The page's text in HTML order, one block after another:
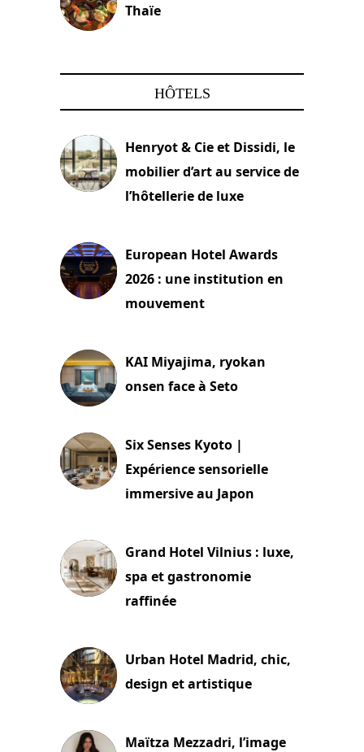
Thaïe
HÔTELS
Henryot & Cie et Dissidi, le
mobilier d’art au service de
l’hôtellerie de luxe
European Hotel Awards
2026 : une institution en
mouvement
KAI Miyajima, ryokan
onsen face à Seto
Six Senses Kyoto |
Expérience sensorielle
immersive au Japon
Grand Hotel Vilnius : luxe,
spa et gastronomie
raffinée
Urban Hotel Madrid, chic,
design et artistique
Maïtza Mezzadri, l’image